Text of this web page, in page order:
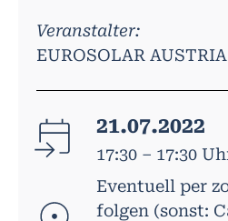
Veranstalter:
EUROSOLAR AUSTRIA
21.07.2022
17:30 – 17:30
Eventuell per
folgen (sonst: